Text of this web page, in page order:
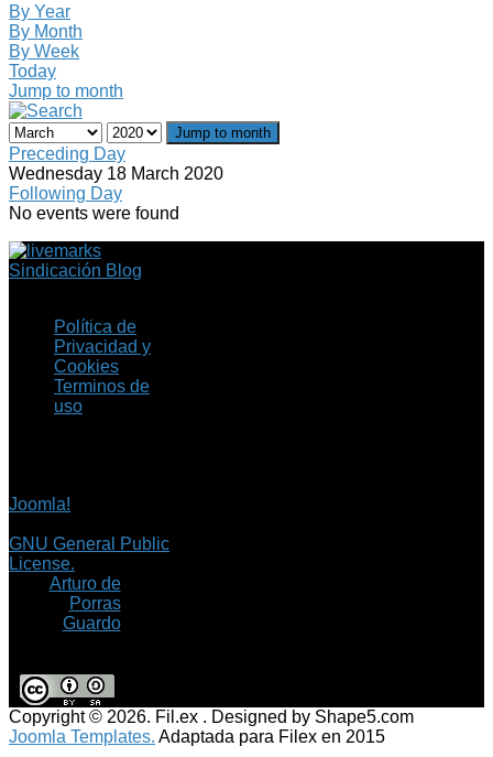
By Year
By Month
By Week
Today
Jump to month
Jump to month
Preceding Day
Wednesday 18 March 2020
Following Day
No events were found
Sindicación Blog
Política de
Privacidad y
Cookies
Terminos de
uso
Joomla!
GNU General Public
License.
Arturo de
Porras
Guardo
Copyright © 2026. Fil.ex . Designed by Shape5.com
Joomla Templates. Adaptada para Filex en 2015